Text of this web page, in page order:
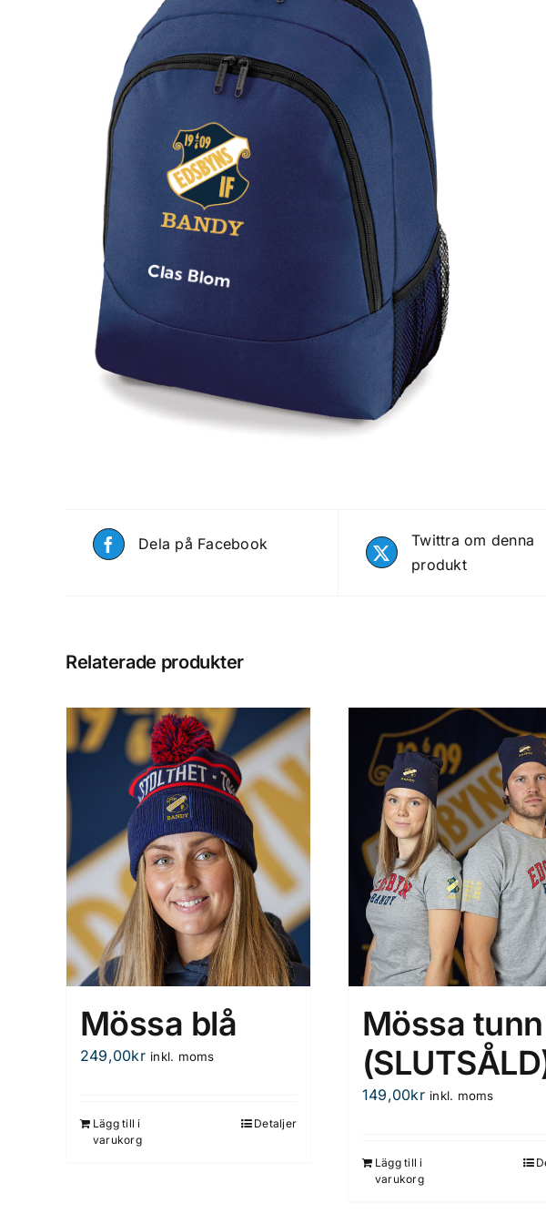
Dela på Facebook
Twittra om denna
produkt
Relaterade produkter
Mössa blå
249,00kr inkl. moms
Lägg till i
varukorg
Detaljer
Mössa tunn
149,00kr inkl. moms
Lägg till i
varukorg